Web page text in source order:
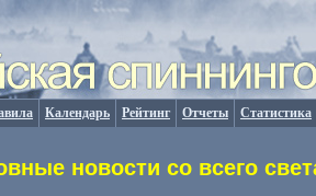
Календарь Рейтинг Отчеты Статистика
новости со всего